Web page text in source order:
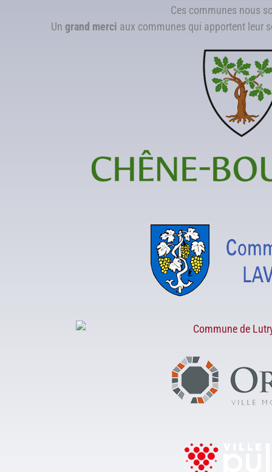
Ces communes nous
Un grand merci aux communes qui apportent leur